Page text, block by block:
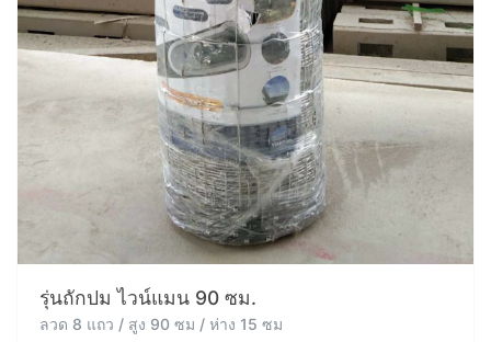
รุ่นถักปม ไวน์แมน 90 ซม.
ลวด 8 แถว / สูง 90 ซม / ห่าง 15 ซม